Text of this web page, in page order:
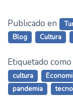
Publicado en
Blog
Cultura
Etiquetado como
cultura
pandemia